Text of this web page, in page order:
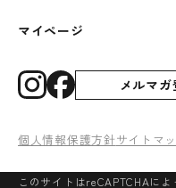
マイページ
メルマガ
個人情報保護方針サイトマ
このサイトはreCAPTCHAによ